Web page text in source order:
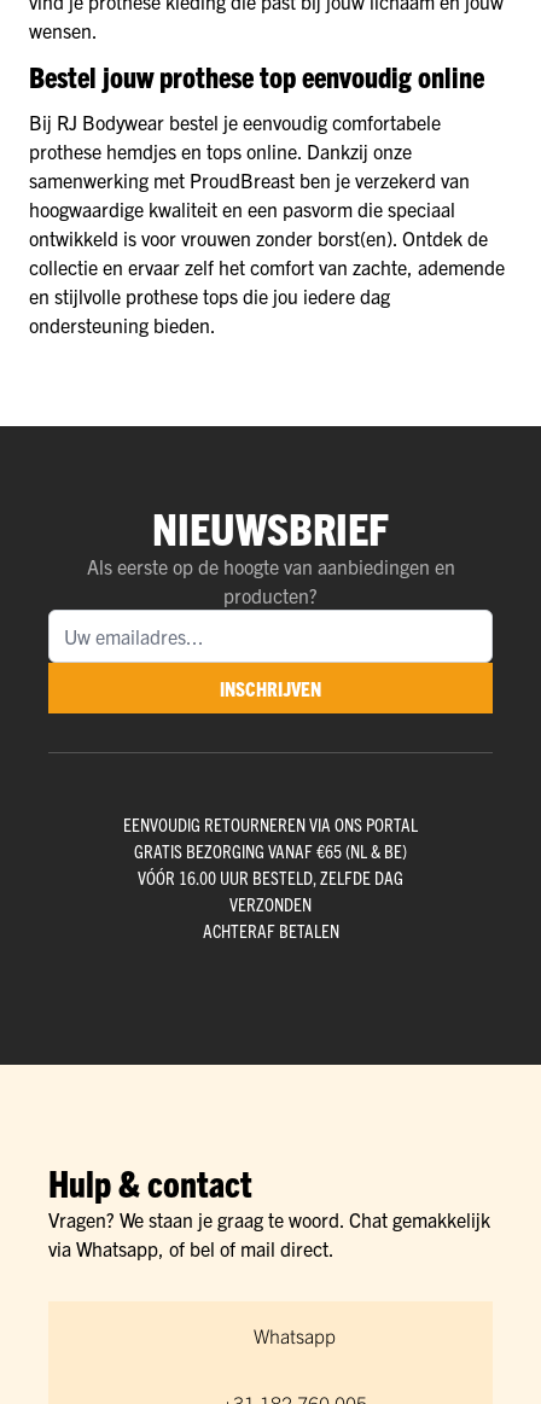
wensen.
Bestel jouw prothese top eenvoudig online
Bij RJ Bodywear bestel je eenvoudig comfortabele
prothese hemdjes en tops online. Dankzij onze
samenwerking met ProudBreast ben je verzekerd van
hoogwaardige kwaliteit en een pasvorm die speciaal
ontwikkeld is voor vrouwen zonder borst(en). Ontdek de
collectie en ervaar zelf het comfort van zachte, ademende
en stijlvolle prothese tops die jou iedere dag
ondersteuning bieden.
NIEUWSBRIEF
Als eerste op de hoogte van aanbiedingen en
producten?
INSCHRIJVEN
EENVOUDIG RETOURNEREN VIA ONS PORTAL
GRATIS BEZORGING VANAF €65 (NL & BE)
VÓÓR 16.00 UUR BESTELD, ZELFDE DAG
VERZONDEN
ACHTERAF BETALEN
Hulp & contact
Vragen? We staan je graag te woord. Chat gemakkelijk
via Whatsapp, of bel of mail direct.
Whatsapp